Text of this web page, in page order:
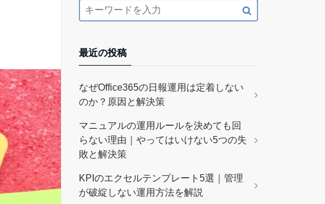
最近の投稿
なぜOffice365の日報運用は定着しない
のか？原因と解決策
マニュアルの運用ルールを決めても回
らない理由｜やってはいけない5つの失
敗と解決策
KPIのエクセルテンプレート5選｜管理
が破綻しない運用方法を解説